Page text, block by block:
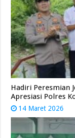
Hadiri Peresmian
Apresiasi Polres
14 Maret 2026